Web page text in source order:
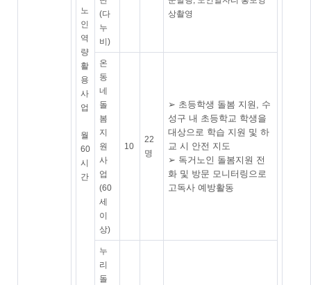
노
인
역
량
활
용
사
업
월
60
시
간
(다
누
비)
상촬영
온
동
네
돌
봄
지
원
사
업
(60
세
이
상)
10
22
명
➢ 초등학생 돌봄 지원, 수
성구 내 초등학교 학생을
대상으로 학습 지원 및 하
교 시 안전 지도
➢ 독거노인 돌봄지원 전
화 및 방문 모니터링으로
고독사 예방활동
누
리
돌